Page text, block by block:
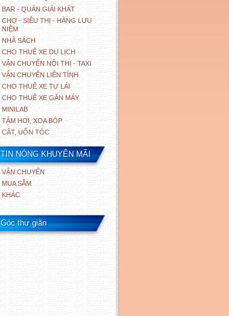
BAR - QUÁN GIẢI KHÁT
CHỢ - SIÊU THỊ - HÀNG LƯU
NIỆM
NHÀ SÁCH
CHO THUÊ XE DU LỊCH
VẬN CHUYỂN NỘI THỊ - TAXI
VẬN CHUYỂN LIÊN TỈNH
CHO THUÊ XE TỰ LÁI
CHO THUÊ XE GẮN MÁY
MINILAB
TẮM HƠI, XOA BÓP
CẮT, UỐN TÓC
TIN NÓNG KHUYẾN MÃI
VẬN CHUYỂN
MUA SẮM
KHÁC
Góc thư giãn